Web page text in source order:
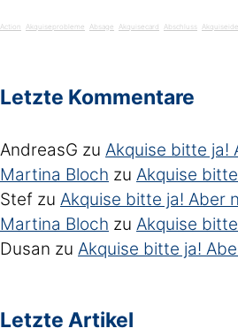
Action Akquiseprobleme Absage Akquisecard Abschluss
Letzte Kommentare
AndreasG zu Akquise bitte ja!
Martina Bloch zu Akquise
Stef zu Akquise bitte ja! Aber
Martina Bloch zu Akquise
Dusan zu Akquise bitte ja!
Letzte Artikel